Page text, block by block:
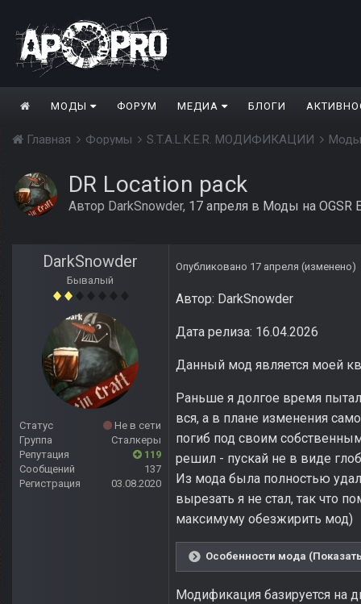
МОДЫ ФОРУМ МЕДИА БЛОГИ
Главная Форумы S.T.A.L.K.E.R. МОДИФИКАЦИИ
DR Location pack
Автор DarkSnowder, 17 апреля в Моды на OGSR
DarkSnowder
Бывалый
Статус
Не в сети
Группа
Сталкеры
Репутация
119
Сообщений
137
Регистрация
03.08.2020
Опубликовано 17 апреля (изменено)
Автор: DarkSnowder
Дата релиза: 16.04.2026
Данный мод является моей
Раньше я долгое время
вся, а в плане изменения
погиб под своим
решил - пускай не в виде
Из мода была полностью
вырезать я не стал, так что
максимуму обезжирить мод)
Особенности мода
Модификация базируется на